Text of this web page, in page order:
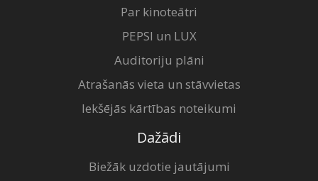
Par kinoteātri
PEPSI un LUX
Auditoriju plāni
Atrašanās vieta un stāvvietas
Iekšējās kārtības noteikumi
Dažādi
Biežāk uzdotie jautājumi